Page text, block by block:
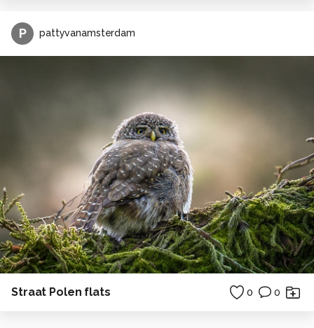
P pattyvanamsterdam
Straat Polen flats 0 0